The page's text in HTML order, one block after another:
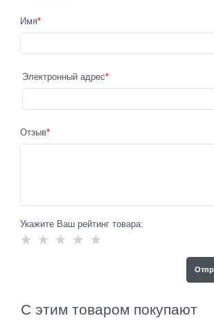
Имя
Электронный адрес
Отзыв
Укажите Ваш рейтинг товара:
С этим товаром покупают